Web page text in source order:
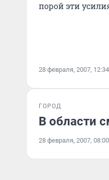
порой эти
28 февраля, 2007, 12:34
ГОРОД
В области
28 февраля, 2007, 08:00